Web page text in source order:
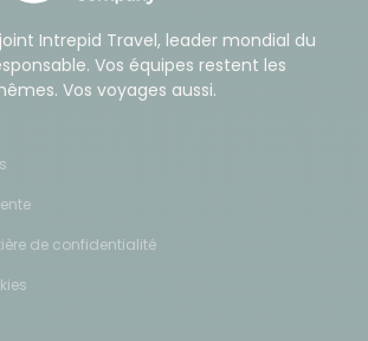
Intrepid Travel, leader mondial du
Vos équipes restent les
Vos voyages aussi.
de confidentialité